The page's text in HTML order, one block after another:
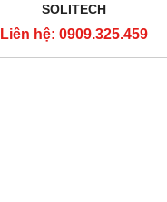
SOLITECH
Liên hệ: 0909.325.459